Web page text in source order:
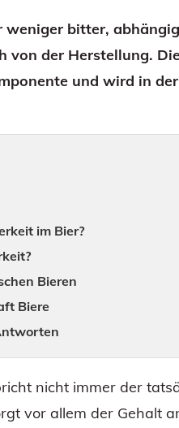
weniger bitter,
von der Herstellung.
und wird in
im Bier?
Bieren
Biere
nicht immer der
vor allem der Gehalt